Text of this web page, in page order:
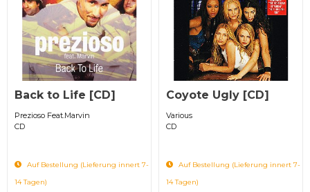
Back to Life [CD]
Prezioso Feat.Marvin
CD
Auf Bestellung (Lieferung innert 7-
14 Tagen)
Coyote Ugly [CD]
Various
CD
Auf Bestellung (Lieferung innert 7-
14 Tagen)